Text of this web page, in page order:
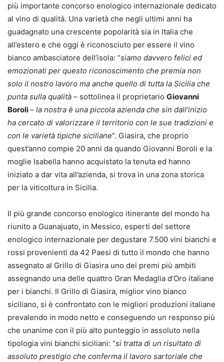
più importante concorso enologico internazionale dedicato
al vino di qualità. Una varietà che negli ultimi anni ha
guadagnato una crescente popolarità sia in Italia che
all’estero e che oggi è riconosciuto per essere il vino
bianco ambasciatore dell’isola: “siamo davvero felici ed
emozionati per questo riconoscimento che premia non
solo il nostro lavoro ma anche quello di tutta la Sicilia che
punta sulla qualità – sottolinea il proprietario Giovanni
Boroli– la nostra è una piccola azienda che sin dall’inizio
ha cercato di valorizzare il territorio con le sue tradizioni e
con le varietà tipiche siciliane”. Giasira, che proprio
quest’anno compie 20 anni da quando Giovanni Boroli e la
moglie Isabella hanno acquistato la tenuta ed hanno
iniziato a dar vita all’azienda, si trova in una zona storica
per la viticoltura in Sicilia.
Il più grande concorso enologico itinerante del mondo ha
riunito a Guanajuato, in Messico, esperti del settore
enologico internazionale per degustare 7.500 vini bianchi e
rossi provenienti da 42 Paesi di tutto il mondo che hanno
assegnato al Grillo di Giasira uno dei premi più ambiti
assegnando una delle quattro Gran Medaglia d’Oro italiane
per i bianchi. Il Grillo di Giasira, miglior vino bianco
siciliano, si è confrontato con le migliori produzioni italiane
prevalendo in modo netto e conseguendo un responso più
che unanime con il più alto punteggio in assoluto nella
tipologia vini bianchi siciliani: “si tratta di un risultato di
assoluto prestigio che conferma il lavoro sartoriale che